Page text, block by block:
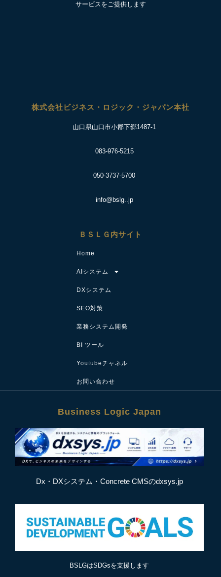
サービスをご提供します
株式会社ビジネス・ロジック・ジャパン本社
山口県山口市小郡下郷1487-1
083-976-5215
050-3737-5700
info@bslg..jp
ＢＳＬＧ内サイト
Home
AIシステム
DXシステム
SEO対策
業務システム開発
BI ツール
Youtubeチャネル
お問い合わせ
Business Logic Japan
Dx・DXシステム・Concrete CMSのdxsys.jp
BSLGはSDGsを支援します